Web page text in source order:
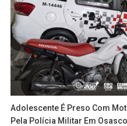
Adolescente É Preso Com
Pela Polícia Militar Em Osasco